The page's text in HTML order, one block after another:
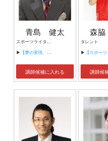
青島 健太
スポーツライター／ＴＶキャスター
▶ 【夢の実現、今こそチャレンジを！】
講師候補に入れる
森
タレント
▶ 【スポーツとこころの
講師候